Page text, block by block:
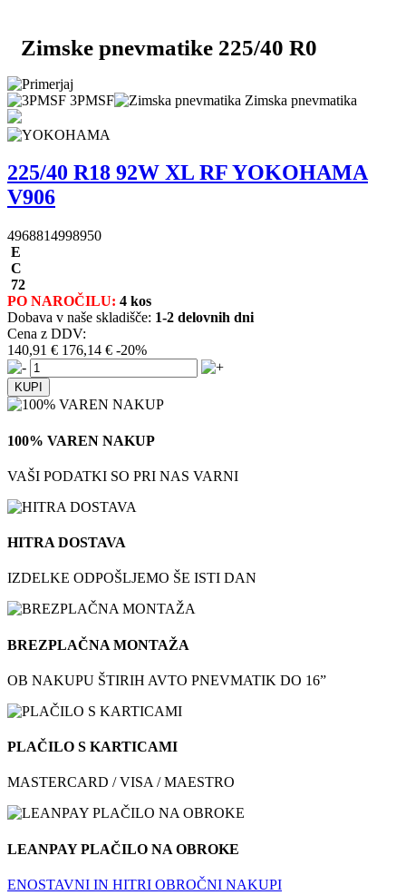
Zimske pnevmatike 225/40 R0
3PMSF Zimska pnevmatika
225/40 R18 92W XL RF YOKOHAMA
V906
4968814998950
E
C
72
PO NAROČILU: 4 kos
Dobava v naše skladišče: 1-2 delovnih dni
Cena z DDV:
140,91 € 176,14 € -20%
100% VAREN NAKUP
VAŠI PODATKI SO PRI NAS VARNI
HITRA DOSTAVA
IZDELKE ODPOŠLJEMO ŠE ISTI DAN
BREZPLAČNA MONTAŽA
OB NAKUPU ŠTIRIH AVTO PNEVMATIK DO 16”
PLAČILO S KARTICAMI
MASTERCARD / VISA / MAESTRO
LEANPAY PLAČILO NA OBROKE
ENOSTAVNI IN HITRI OBROČNI NAKUPI